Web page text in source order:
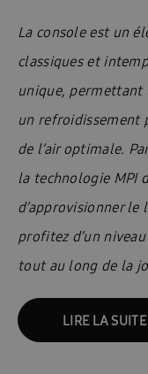
La console est un
classiques et
unique, permettant
un refroidissement
de l’air optimale.
la technologie MPI
d’approvisionner le
profitez d’un
tout au long de la
LIRE LA SUITE